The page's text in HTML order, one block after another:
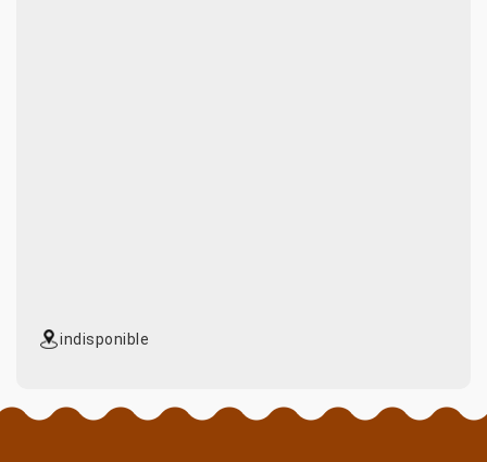
indisponible